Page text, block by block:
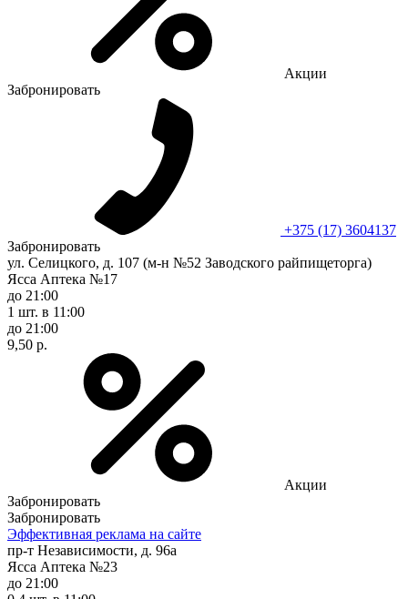
Акции
Забронировать
+375 (17) 3604137
Забронировать
ул. Селицкого, д. 107 (м-н №52 Заводского райпищеторга)
Ясса Аптека №17
до 21:00
1 шт. в 11:00
до 21:00
9,50 р.
Акции
Забронировать
Забронировать
Эффективная реклама на сайте
пр-т Независимости, д. 96а
Ясса Аптека №23
до 21:00